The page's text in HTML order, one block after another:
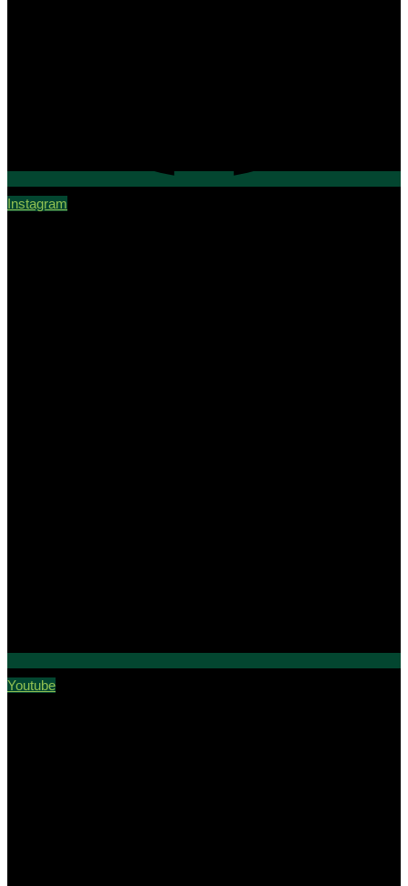
Instagram
Youtube